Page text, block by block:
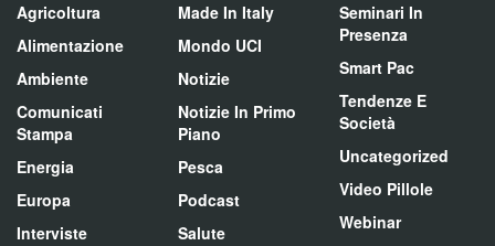
Agricoltura
Alimentazione
Ambiente
Comunicati
Stampa
Energia
Europa
Interviste
Made In Italy
Mondo UCI
Notizie
Notizie In Primo
Piano
Pesca
Podcast
Salute
Seminari In
Presenza
Smart Pac
Tendenze E
Società
Uncategorized
Video Pillole
Webinar